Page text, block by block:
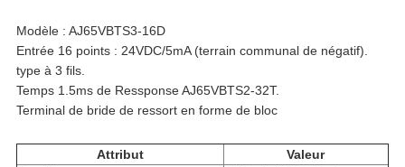
Modèle : AJ65VBTS3-16D
Entrée 16 points : 24VDC/5mA (terrain communal de négatif).
type à 3 fils.
Temps 1.5ms de Ressponse AJ65VBTS2-32T.
Terminal de bride de ressort en forme de bloc
Attribut
Valeur